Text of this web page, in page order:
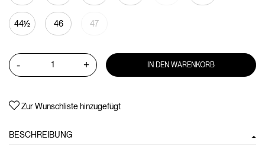
44½ 46 47
- + IN DEN WARENKORB
Zur Wunschliste hinzugefügt
BESCHREIBUNG